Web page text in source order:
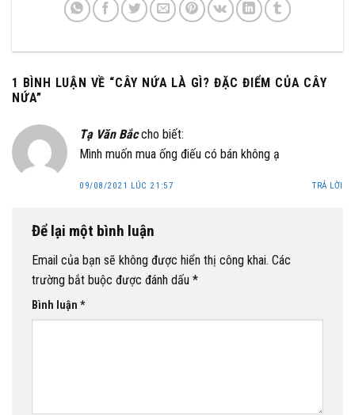
1 BÌNH LUẬN VỀ “CÂY NỨA LÀ GÌ? ĐẶC ĐIỂM CỦA CÂY
NỨA”
Tạ Văn Bắc cho biết:
Mình muốn mua ống điếu có bán không ạ
09/08/2021 LÚC 21:57 TRẢ LỜI
Để lại một bình luận
Email của bạn sẽ không được hiển thị công khai. Các
trường bắt buộc được đánh dấu *
Bình luận *